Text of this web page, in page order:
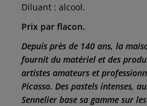
Diluant : alcool.
Prix par flacon.
Depuis près de 140 ans, la
fournit du matériel et des
artistes amateurs et
Picasso. Des pastels intenses,
Sennelier base sa gamme sur